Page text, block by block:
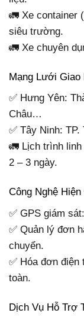
🚛 Xe container
siêu trường.
🚛 Xe chuyên
Mạng Lưới Giao
✅ Hưng Yên:
Châu…
✅ Tây Ninh:
🚛 Lịch trình linh
2 – 3 ngày.
Công Nghệ
✅ GPS giám
✅ Quản lý đơn
chuyển.
✅ Hóa đơn điện
toàn.
Dịch Vụ Hỗ Trợ